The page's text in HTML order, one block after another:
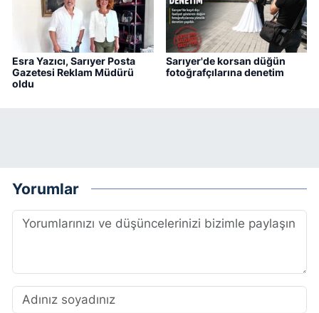
Esra Yazıcı, Sarıyer Posta
Gazetesi Reklam Müdürü
oldu
Sarıyer'de korsan düğün
fotoğrafçılarına denetim
Yorumlar